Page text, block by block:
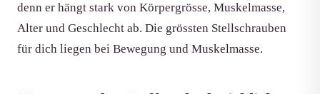
denn er hängt stark von Körpergrösse, Muskelmasse,
Alter und Geschlecht ab. Die grössten Stellschrauben
für dich liegen bei Bewegung und Muskelmasse.